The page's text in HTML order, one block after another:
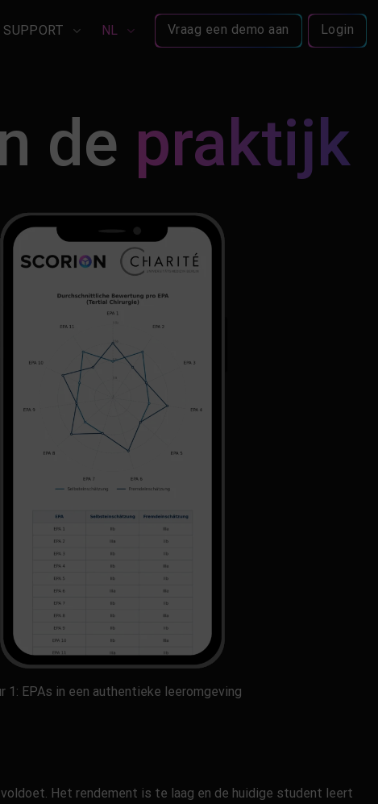
SUPPORT NL Vraag een demo aan Login
de praktijk
1: EPAs in een authentieke leeromgeving
Het rendement is te laag en de huidige student leert